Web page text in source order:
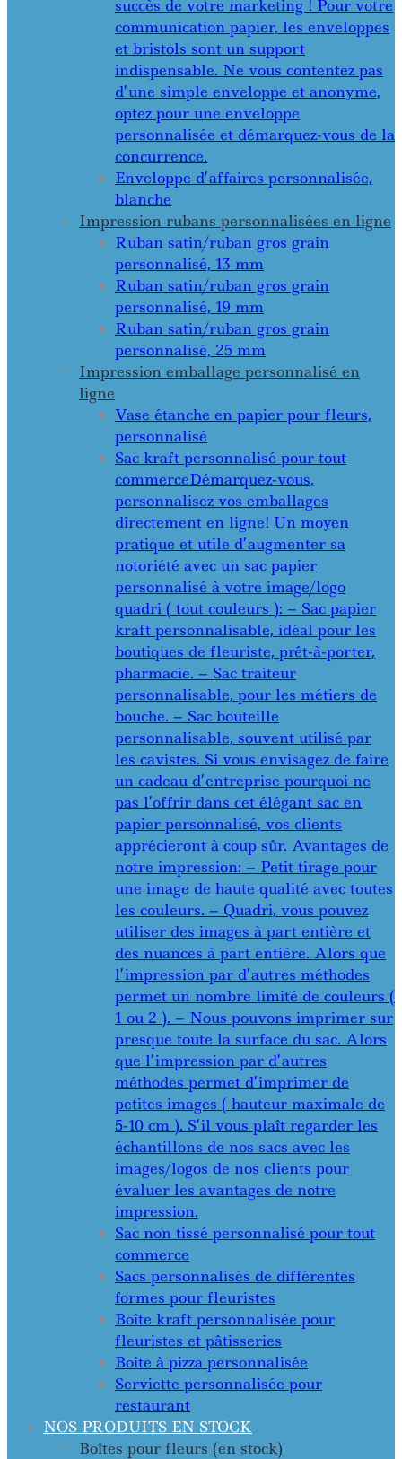
succès de votre marketing ! Pour votre
communication papier, les enveloppes
et bristols sont un support
indispensable. Ne vous contentez pas
d’une simple enveloppe et anonyme,
optez pour une enveloppe
personnalisée et démarquez-vous de la
concurrence.
Enveloppe d’affaires personnalisée,
blanche
Impression rubans personnalisées en ligne
Ruban satin/ruban gros grain
personnalisé, 13 mm
Ruban satin/ruban gros grain
personnalisé, 19 mm
Ruban satin/ruban gros grain
personnalisé, 25 mm
Impression emballage personnalisé en
ligne
Vase étanche en papier pour fleurs,
personnalisé
Sac kraft personnalisé pour tout
commerceDémarquez-vous,
personnalisez vos emballages
directement en ligne! Un moyen
pratique et utile d’augmenter sa
notoriété avec un sac papier
personnalisé à votre image/logo
quadri ( tout couleurs ): – Sac papier
kraft personnalisable, idéal pour les
boutiques de fleuriste, prêt-à-porter,
pharmacie. – Sac traiteur
personnalisable, pour les métiers de
bouche. – Sac bouteille
personnalisable, souvent utilisé par
les cavistes. Si vous envisagez de faire
un cadeau d’entreprise pourquoi ne
pas l’offrir dans cet élégant sac en
papier personnalisé, vos clients
apprécieront à coup sûr. Avantages de
notre impression: – Petit tirage pour
une image de haute qualité avec toutes
les couleurs. – Quadri, vous pouvez
utiliser des images à part entière et
des nuances à part entière. Alors que
l’impression par d’autres méthodes
permet un nombre limité de couleurs (
1 ou 2 ). – Nous pouvons imprimer sur
presque toute la surface du sac. Alors
que l’impression par d’autres
méthodes permet d’imprimer de
petites images ( hauteur maximale de
5-10 cm ). S’il vous plaît regarder les
échantillons de nos sacs avec les
images/logos de nos clients pour
évaluer les avantages de notre
impression.
Sac non tissé personnalisé pour tout
commerce
Sacs personnalisés de différentes
formes pour fleuristes
Boîte kraft personnalisée pour
fleuristes et pâtisseries
Boîte à pizza personnalisée
Serviette personnalisée pour
restaurant
NOS PRODUITS EN STOCK
Boîtes pour fleurs (en stock)